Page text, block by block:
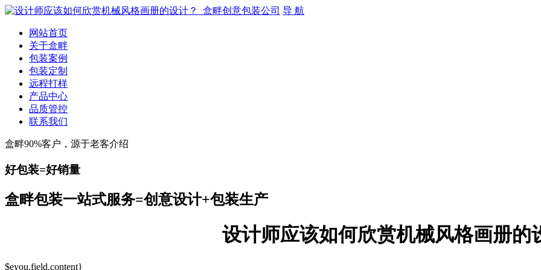
导 航
网站首页
关于盒畔
包装案例
包装定制
远程打样
产品中心
品质管控
联系我们
盒畔90%客户，源于老客介绍
好包装=好销量
盒畔包装一站式服务=创意设计+包装生产
设计师应该如何欣赏机械风格画册的
$eyou.field.content}